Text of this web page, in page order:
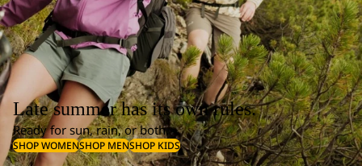
Late summer has its own rules.
Ready for sun, rain, or both.
SHOP WOMENSHOP MENSHOP KIDS